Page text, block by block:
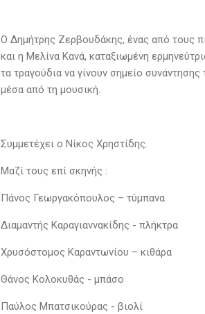
Ο Δημήτρης Ζερβουδάκης, ένας από τους
και η Μελίνα Κανά, καταξιωμένη
τα τραγούδια να γίνουν σημείο
μέσα από τη μουσική.
Συμμετέχει ο Νίκος Χρηστίδης.
Μαζί τους επί σκηνής :
Πάνος Γεωργακόπουλος – τύμπανα
Διαμαντής Καραγιαννακίδης - πλήκτρα
Χρυσόστομος Καραντωνίου – κιθάρα
Θάνος Κολοκυθάς - μπάσο
Παύλος Μπατσικούρας - βιολί